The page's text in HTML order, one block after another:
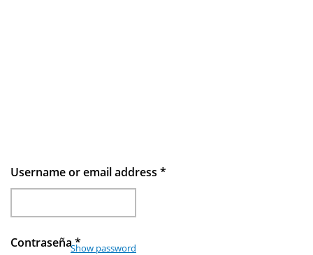
Username or email address *
Contraseña*
Show password